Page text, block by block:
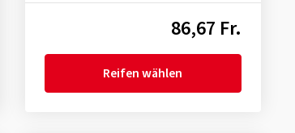
86,67 Fr.
Reifen wählen